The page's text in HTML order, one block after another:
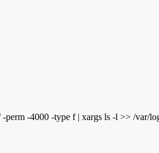
perm -4000 -type f | xargs ls -l >> /var/